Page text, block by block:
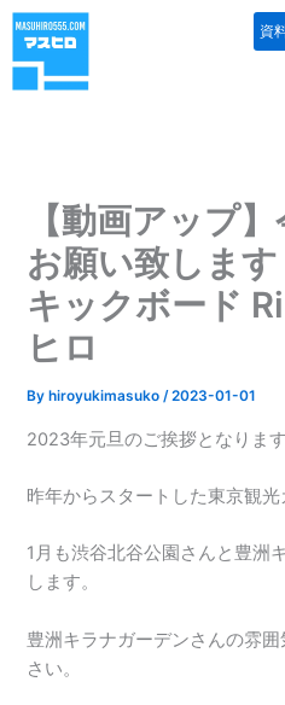
内
を
資
【動画アップ
お願い致しま
キックボード
ヒロ
By hiroyukimasuko/2023-01-01
2023年元旦のご挨拶となります
昨年からスタートした東京観
1月も渋谷北谷公園さんと豊洲
します。
豊洲キラナガーデンさんの雰
さい。